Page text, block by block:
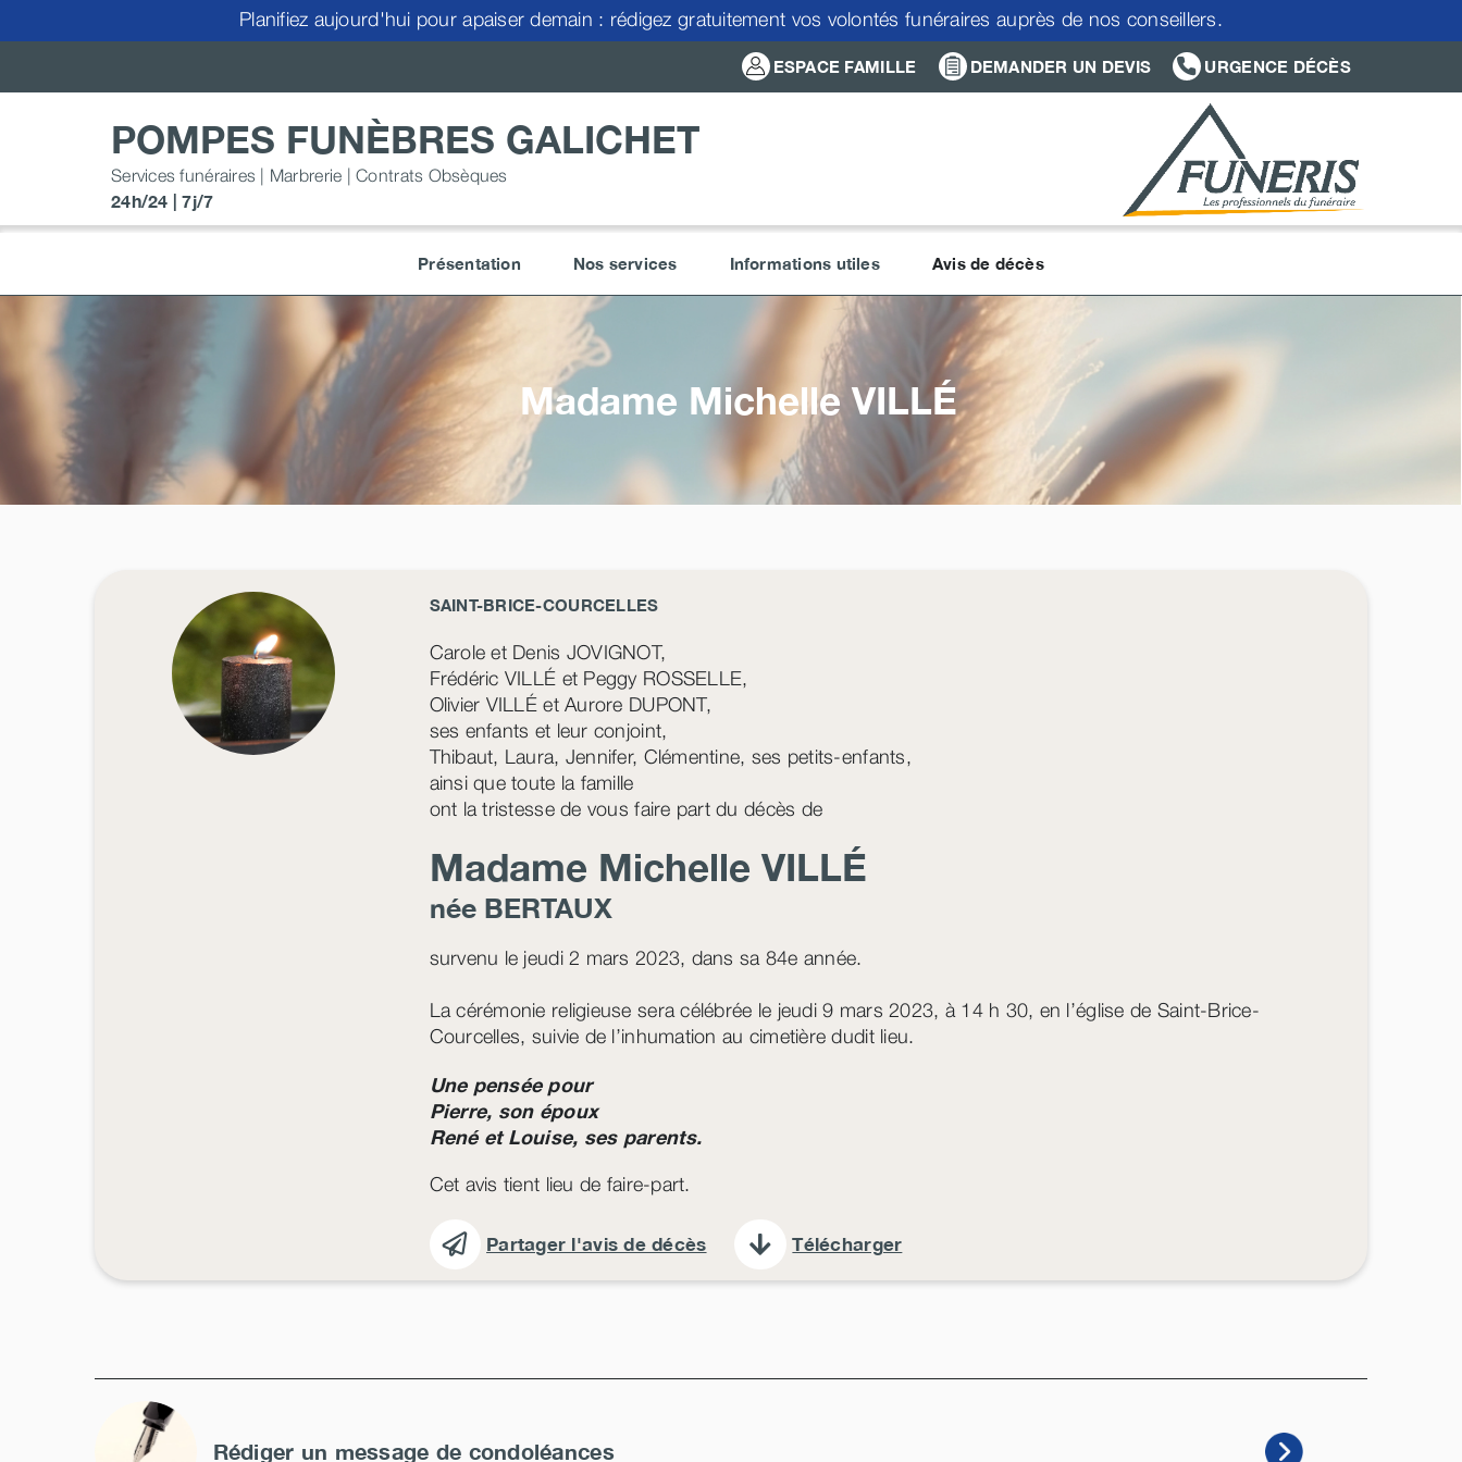
au
Planifiez aujourd'hui pour apaiser demain : rédigez gratuitement vos volontés funéraires auprès de nos conseillers.
ESPACE FAMILLE DEMANDER UN DEVIS URGENCE DÉCÈS
POMPES FUNÈBRES GALICHET
Services funéraires | Marbrerie | Contrats Obsèques
24h/24 | 7j/7
Présentation Nos services Informations utiles Avis de décès
Madame Michelle VILLÉ
SAINT-BRICE-COURCELLES
Carole et Denis JOVIGNOT,
Frédéric VILLÉ et Peggy ROSSELLE,
Olivier VILLÉ et Aurore DUPONT,
ses enfants et leur conjoint,
Thibaut, Laura, Jennifer, Clémentine, ses petits-enfants,
ainsi que toute la famille
ont la tristesse de vous faire part du décès de
Madame Michelle VILLÉ
née BERTAUX
survenu le jeudi 2 mars 2023, dans sa 84e année.
La cérémonie religieuse sera célébrée le jeudi 9 mars 2023, à 14 h 30, en l’église de Saint-Brice-
Courcelles, suivie de l’inhumation au cimetière dudit lieu.
Une pensée pour
Pierre, son époux
René et Louise, ses parents.
Cet avis tient lieu de faire-part.
Partager l'avis de décès Télécharger
Rédiger un message de condoléances